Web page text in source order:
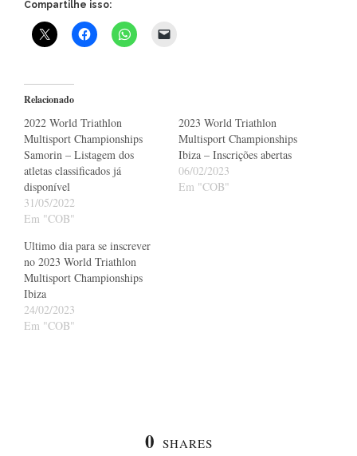
Compartilhe isso:
Relacionado
2022 World Triathlon
Multisport Championships
Samorin – Listagem dos
atletas classificados já
disponível
31/05/2022
Em "COB"
2023 World Triathlon
Multisport Championships
Ibiza – Inscrições abertas
06/02/2023
Em "COB"
Ultimo dia para se inscrever
no 2023 World Triathlon
Multisport Championships
Ibiza
24/02/2023
Em "COB"
0 SHARES